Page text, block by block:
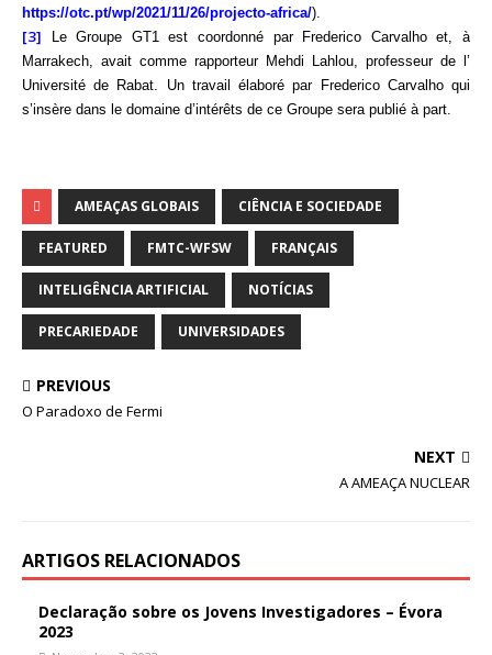
https://otc.pt/wp/2021/11/26/projecto-africa/).
[3] Le Groupe GT1 est coordonné par Frederico Carvalho et, à
Marrakech, avait comme rapporteur Mehdi Lahlou, professeur de l’
Université de Rabat. Un travail élaboré par Frederico Carvalho qui
s’insère dans le domaine d’intérêts de ce Groupe sera publié à part.
AMEAÇAS GLOBAIS CIÊNCIA E SOCIEDADE
FEATURED FMTC-WFSW FRANÇAIS
INTELIGÊNCIA ARTIFICIAL NOTÍCIAS
PRECARIEDADE UNIVERSIDADES
PREVIOUS
O Paradoxo de Fermi
NEXT
A AMEAÇA NUCLEAR
ARTIGOS RELACIONADOS
Declaração sobre os Jovens Investigadores – Évora
2023